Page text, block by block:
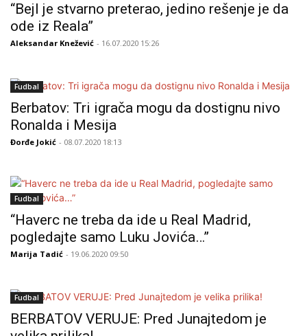
“Bejl je stvarno preterao, jedino rešenje je da
ode iz Reala”
Aleksandar Knežević - 16.07.2020 15:26
Fudbal
Berbatov: Tri igrača mogu da dostignu nivo
Ronalda i Mesija
Đorđe Jokić - 08.07.2020 18:13
Fudbal
“Haverc ne treba da ide u Real Madrid,
pogledajte samo Luku Jovića…”
Marija Tadić - 19.06.2020 09:50
Fudbal
BERBATOV VERUJE: Pred Junajtedom je